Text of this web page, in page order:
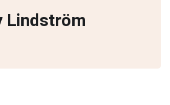
Lindström